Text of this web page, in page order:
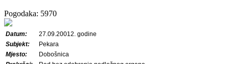
Pogodaka: 5970
Datum:
27.09.20012. godine
Subjekt:
Pekara
Mjesto:
Dobošnica